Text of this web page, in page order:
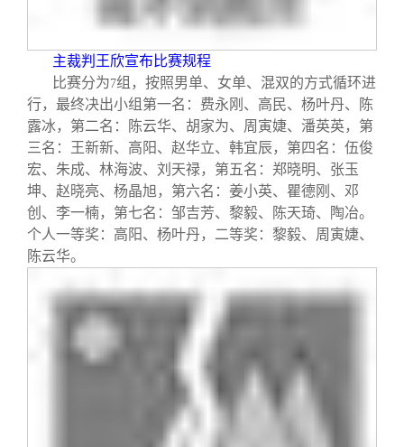
主裁判王欣宣布比赛规程
比赛分为7组，按照男单、女单、混双的方式循环进
行，最终决出小组第一名：费永刚、高民、杨叶丹、陈
露冰，第二名：陈云华、胡家为、周寅婕、潘英英，第
三名：王新新、高阳、赵华立、韩宜辰，第四名：伍俊
宏、朱成、林海波、刘天禄，第五名：郑晓明、张玉
坤、赵晓亮、杨晶旭，第六名：姜小英、瞿德刚、邓
创、李一楠，第七名：邹吉芳、黎毅、陈天琦、陶冶。
个人一等奖：高阳、杨叶丹，二等奖：黎毅、周寅婕、
陈云华。